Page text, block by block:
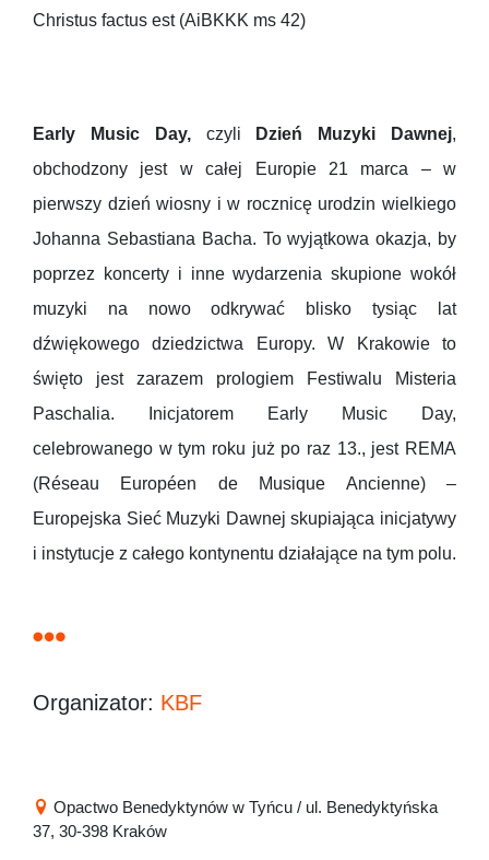
Christus factus est (AiBKKK ms 42)
Early Music Day,czyli Dzień Muzyki Dawnej,
obchodzony jest w całej Europie 21 marca – w
pierwszy dzień wiosny i w rocznicę urodzin wielkiego
Johanna Sebastiana Bacha. To wyjątkowa okazja, by
poprzez koncerty i inne wydarzenia skupione wokół
muzyki na nowo odkrywać blisko tysiąc lat
dźwiękowego dziedzictwa Europy. W Krakowie to
święto jest zarazem prologiem Festiwalu Misteria
Paschalia. Inicjatorem Early Music Day,
celebrowanego w tym roku już po raz 13., jest REMA
(Réseau Européen de Musique Ancienne) –
Europejska Sieć Muzyki Dawnej skupiająca inicjatywy
i instytucje z całego kontynentu działające na tym polu.
Organizator: KBF
Opactwo Benedyktynów w Tyńcu / ul. Benedyktyńska
37, 30-398 Kraków